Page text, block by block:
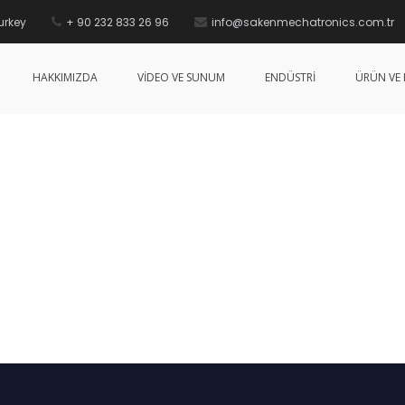
+ 90 232 833 26 96 info@sakenmechatronics.com.tr
HAKKIMIZDA VİDEO VE SUNUM ENDÜSTRİ ÜRÜN VE